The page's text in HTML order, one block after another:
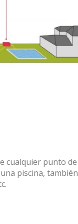
cualquier punto
piscina,